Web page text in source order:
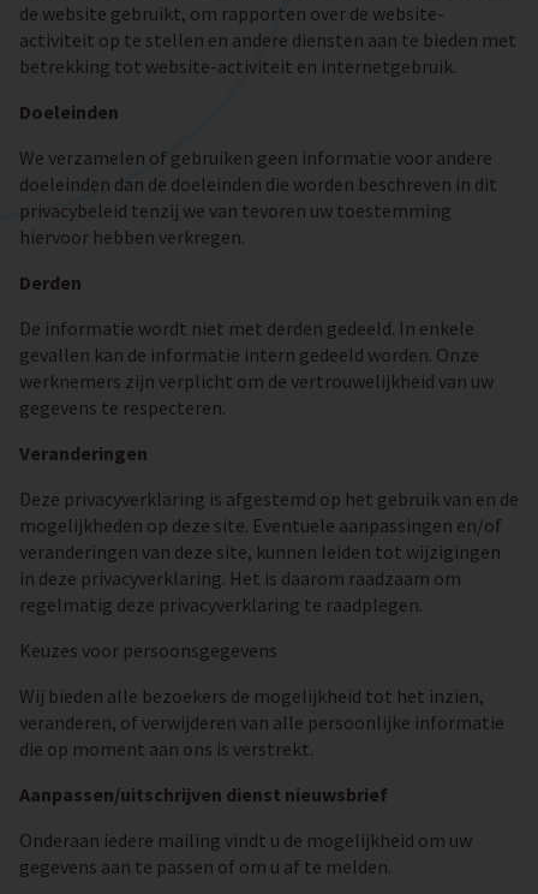
de website gebruikt, om rapporten over de website-
activiteit op te stellen en andere diensten aan te bieden met
betrekking tot website-activiteit en internetgebruik.
Doeleinden
We verzamelen of gebruiken geen informatie voor andere
doeleinden dan de doeleinden die worden beschreven in dit
privacybeleid tenzij we van tevoren uw toestemming
hiervoor hebben verkregen.
Derden
De informatie wordt niet met derden gedeeld. In enkele
gevallen kan de informatie intern gedeeld worden. Onze
werknemers zijn verplicht om de vertrouwelijkheid van uw
gegevens te respecteren.
Veranderingen
Deze privacyverklaring is afgestemd op het gebruik van en de
mogelijkheden op deze site. Eventuele aanpassingen en/of
veranderingen van deze site, kunnen leiden tot wijzigingen
in deze privacyverklaring. Het is daarom raadzaam om
regelmatig deze privacyverklaring te raadplegen.
Keuzes voor persoonsgegevens
Wij bieden alle bezoekers de mogelijkheid tot het inzien,
veranderen, of verwijderen van alle persoonlijke informatie
die op moment aan ons is verstrekt.
Aanpassen/uitschrijven dienst nieuwsbrief
Onderaan iedere mailing vindt u de mogelijkheid om uw
gegevens aan te passen of om u af te melden.